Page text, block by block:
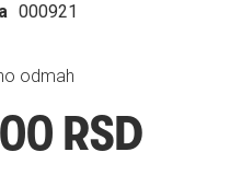
odmah
000921
RSD